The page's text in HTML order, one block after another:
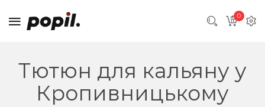
0
Тютюн для кальяну у
Кропивницькому